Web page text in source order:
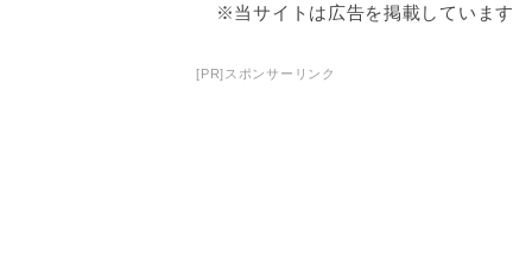
※当サイトは広告を掲載しています
[PR]スポンサーリンク